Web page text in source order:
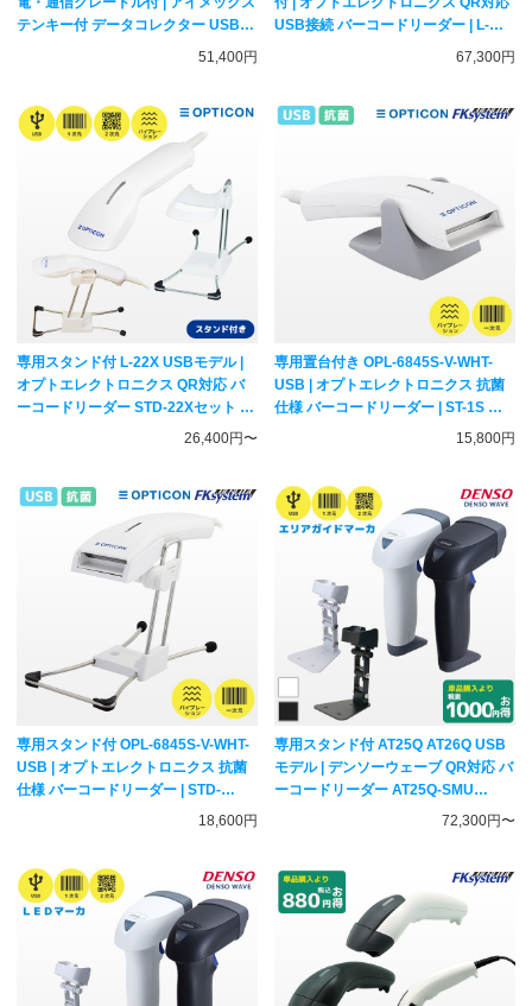
テンキー付 データコレクター USB転
送 バッチモデル | BW-220-1C 一次元
51,400円
USB接続 バーコードリーダー | L-
46X-OCR3.0-V-WHT-USB OPTICON
67,300円
専用スタンド付 L-22X USBモデル |
オプトエレクトロニクス QR対応 バ
ーコードリーダー STD-22Xセット |
一次元二次元コード対応 ハンディス
26,400円〜
専用置台付き OPL-6845S-V-WHT-
USB | オプトエレクトロニクス 抗菌
仕様 バーコードリーダー | ST-1S 一
次元コード対応 レーザーハンディス
15,800円
専用スタンド付 OPL-6845S-V-WHT-
USB | オプトエレクトロニクス 抗菌
仕様 バーコードリーダー | STD-
6845S 一次元コード対応 レーザーハ
18,600円
専用スタンド付 AT25Q AT26Q USB
モデル | デンソーウェーブ QR対応 バ
ーコードリーダー AT25Q-SMU
AT26Q-SMU | エリアガイドマーカ 5
72,300円〜